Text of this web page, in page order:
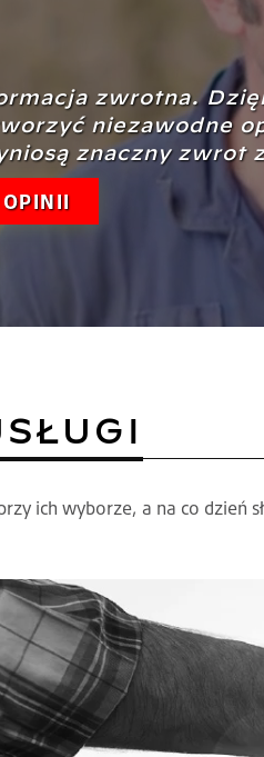
zwrotna.
niezawodne
znaczny zwrot
OPINII
ich wyborze, a na co dzień